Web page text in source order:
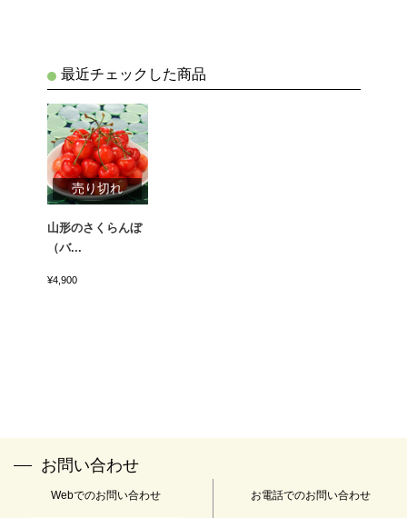
最近チェックした商品
売り切れ
山形のさくらんぼ
（バ...
¥4,900
お問い合わせ
Webでのお問い合わせ お電話でのお問い合わせ